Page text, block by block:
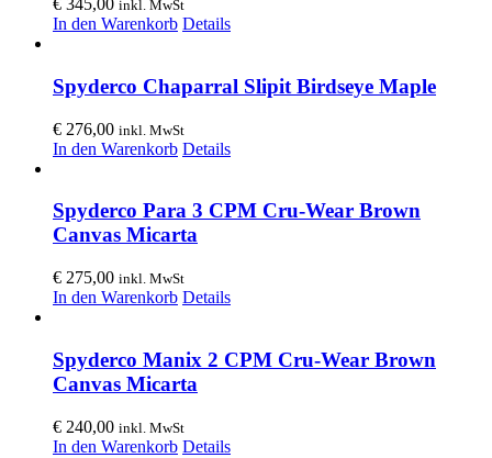
€ 345,00 inkl. MwSt
In den Warenkorb Details
Spyderco Chaparral Slipit Birdseye Maple
€ 276,00 inkl. MwSt
In den Warenkorb Details
Spyderco Para 3 CPM Cru-Wear Brown
Canvas Micarta
€ 275,00 inkl. MwSt
In den Warenkorb Details
Spyderco Manix 2 CPM Cru-Wear Brown
Canvas Micarta
€ 240,00 inkl. MwSt
In den Warenkorb Details